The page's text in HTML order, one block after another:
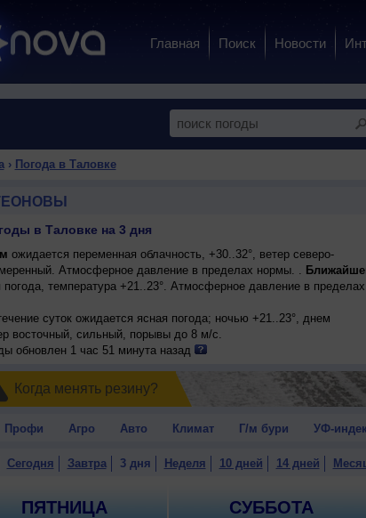
Главная Поиск Новости
› Погода в Таловке
в Таловке на 3 дня
ожидается переменная облачность, +30..32°, ветер северо-
Атмосферное давление в пределах нормы. .
температура +21..23°. Атмосферное давление в пределах
суток ожидается ясная погода; ночью +21..23°, днем
восточный, сильный, порывы до 8 м/с.
обновлен 1 час 51 минута назад
Когда менять резинy?
Профи Агро Авто Климат Г/м бури УФ-
Сегодня Завтра 3 дня Неделя 10 дней 14 дней
ПЯТНИЦА
СУББОТА